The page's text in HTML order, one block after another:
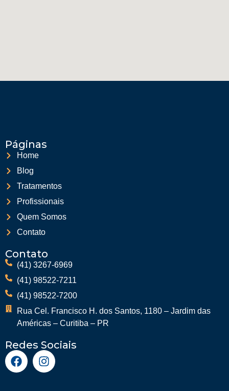
Páginas
Home
Blog
Tratamentos
Profissionais
Quem Somos
Contato
Contato
(41) 3267-6969
(41) 98522-7211
(41) 98522-7200
Rua Cel. Francisco H. dos Santos, 1180 – Jardim das
Américas – Curitiba – PR
Redes Sociais